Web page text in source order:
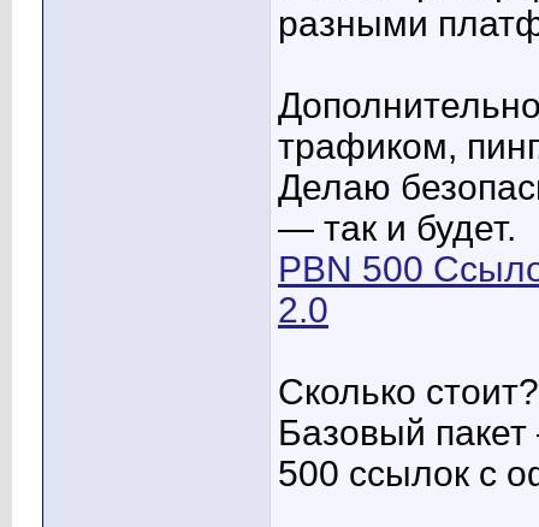
разными
трафиком,
Делаю
— так и будет.
PBN 500
2.0
Сколько стоит?
Базовый
500 ссылок с